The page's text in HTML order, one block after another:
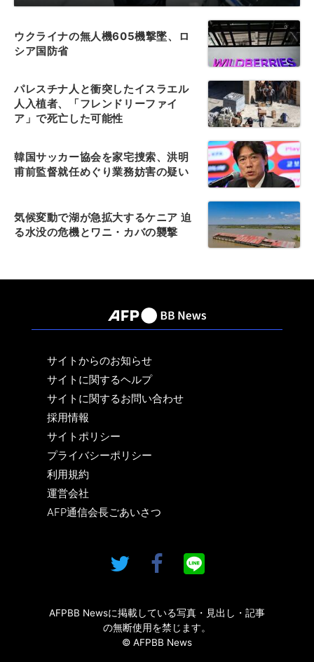
ウクライナの無人機605機撃墜、ロ
シア国防省
パレスチナ人と衝突したイスラエル
人入植者、「フレンドリーファイ
ア」で死亡した可能性
韓国サッカー協会を家宅捜索、洪明
甫前監督就任めぐり業務妨害の疑い
気候変動で湖が急拡大するケニア 迫
る水没の危機とワニ・カバの襲撃
サイトからのお知らせ
サイトに関するヘルプ
サイトに関するお問い合わせ
採用情報
サイトポリシー
プライバシーポリシー
利用規約
運営会社
AFP通信会長ごあいさつ
AFPBB Newsに掲載している写真・見出し・記事
の無断使用を禁じます。
© AFPBB News